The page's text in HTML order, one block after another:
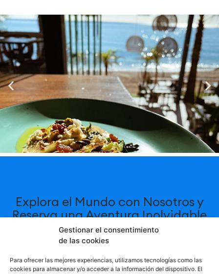
Gestionar el consentimiento
de las cookies
Para ofrecer las mejores experiencias, utilizamos tecnologías como las
cookies para almacenar y/o acceder a la información del dispositivo. El
Explora el Mundo con Nosotros y
Reserva una Aventura Inolvidable
.
Sumérgete en la aventura con nuestra amplia
variedad de actividades en más de 100